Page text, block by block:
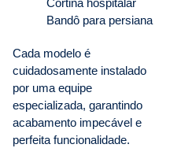
Cortina hospitalar
Bandô para persiana
Cada modelo é
cuidadosamente instalado
por uma equipe
especializada, garantindo
acabamento impecável e
perfeita funcionalidade.